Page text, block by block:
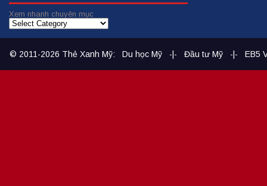
Xem nhanh chuyên mục
© 2011-2026 Thẻ Xanh Mỹ: Du học Mỹ -|- Đầu tư Mỹ -|- EB5